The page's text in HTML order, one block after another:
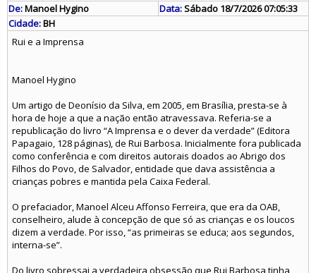
De:Manoel Hygino Data:Sábado 18/7/2026 07:05:33
Cidade:BH
Rui e a Imprensa
Manoel Hygino
Um artigo de Deonísio da Silva, em 2005, em Brasília, presta-se à
hora de hoje a que a nação então atravessava. Referia-se a
republicação do livro “A Imprensa e o dever da verdade” (Editora
Papagaio, 128 páginas), de Rui Barbosa. Inicialmente fora publicada
como conferência e com direitos autorais doados ao Abrigo dos
Filhos do Povo, de Salvador, entidade que dava assistência a
crianças pobres e mantida pela Caixa Federal.
O prefaciador, Manoel Alceu Affonso Ferreira, que era da OAB,
conselheiro, alude à concepção de que só as crianças e os loucos
dizem a verdade. Por isso, “as primeiras se educa; aos segundos,
interna-se”.
Do livro sobressai a verdadeira obsessão que Rui Barbosa tinha